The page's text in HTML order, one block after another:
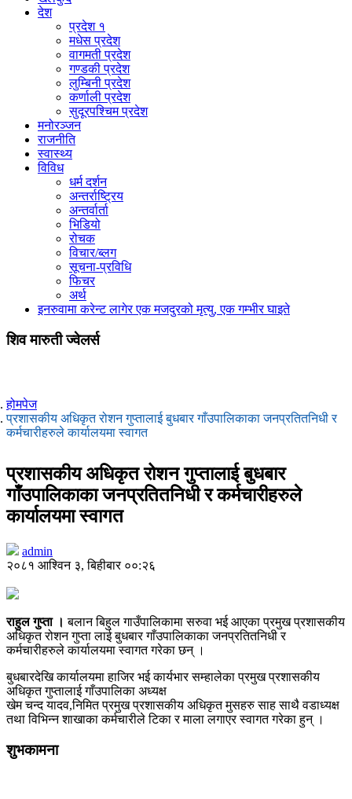
देश
प्रदेश १
मधेस प्रदेश
वागमती प्रदेश
गण्डकी प्रदेश
लुम्बिनी प्रदेश
कर्णाली प्रदेश
सुदूरपश्चिम प्रदेश
मनोरञ्जन
राजनीति
स्वास्थ्य
विविध
धर्म दर्शन
अन्तर्राष्ट्रिय
अन्तर्वार्ता
भिडियो
रोचक
विचार/ब्लग
सूचना-प्रविधि
फिचर
अर्थ
इनरुवामा करेन्ट लागेर एक मजदुरको मृत्यु, एक गम्भीर घाइते
शिव मारुती ज्वेलर्स
होमपेज
प्रशासकीय अधिकृत रोशन गुप्तालाई बुधबार गाँउपालिकाका जनप्रतितनिधी र
कर्मचारीहरुले कार्यालयमा स्वागत
प्रशासकीय अधिकृत रोशन गुप्तालाई बुधबार
गाँउपालिकाका जनप्रतितनिधी र कर्मचारीहरुले
कार्यालयमा स्वागत
admin
२०८१ आश्विन ३, बिहीबार ००:२६
राहुल गुप्ता । बलान बिहुल गाउँपालिकामा सरुवा भई आएका प्रमुख प्रशासकीय
अधिकृत रोशन गुप्ता लाई बुधबार गाँउपालिकाका जनप्रतितनिधी र
कर्मचारीहरुले कार्यालयमा स्वागत गरेका छन् ।
बुधबारदेखि कार्यालयमा हाजिर भई कार्यभार सम्हालेका प्रमुख प्रशासकीय
अधिकृत गुप्तालाई गाँउपालिका अध्यक्ष
खेम चन्द यादव,निमित प्रमुख प्रशासकीय अधिकृत मुसहरु साह साथै वडाध्यक्ष
तथा विभिन्न शाखाका कर्मचारीले टिका र माला लगाएर स्वागत गरेका हुन् ।
शुभकामना